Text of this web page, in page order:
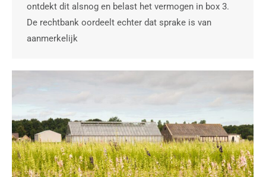
ontdekt dit alsnog en belast het vermogen in box 3.
De rechtbank oordeelt echter dat sprake is van
aanmerkelijk